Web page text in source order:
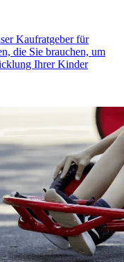
Kaufratgeber für
die Sie brauchen, um
Ihrer Kinder